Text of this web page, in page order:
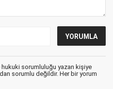
hukuki sorumluluğu yazan kişiye
sorumlu değildir. Her bir yorum